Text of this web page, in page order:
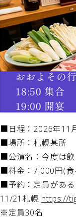
■日程：2026年11
■場所：札幌某所
■公演名：今度は飲
■料金：7,000円(食
■予約：定員があ
11/21札幌 https://
※定員30名